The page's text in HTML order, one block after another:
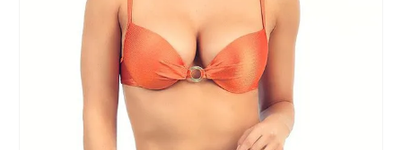
Ha csipkés fehérnemű,
akkor nekem a Bonatti.
Mert gyönyörűek, mert
kényelmesek.
És az egyetlen hely, ahol
tanácsot kaptam!